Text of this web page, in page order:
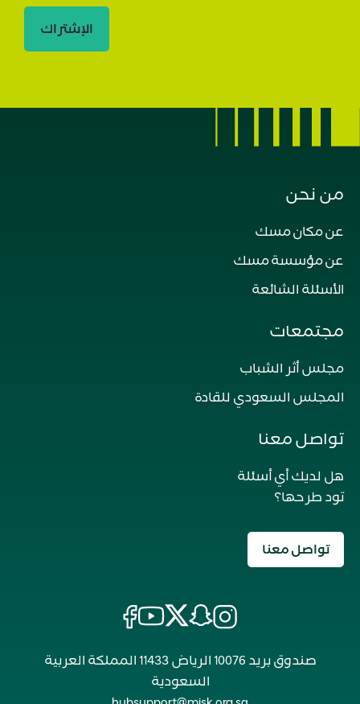
الإشتراك
من نحن
عن مكان مسك
عن مؤسسة مسك
الأسئلة الشائعة
مجتمعات
مجلس أثر الشباب
المجلس السعودي للقادة
تواصل معنا
هل لديك أي أسئلة
تود طرحها؟
تواصل معنا
صندوق بريد 10076 الرياض 11433 المملكة العربية
السعودية